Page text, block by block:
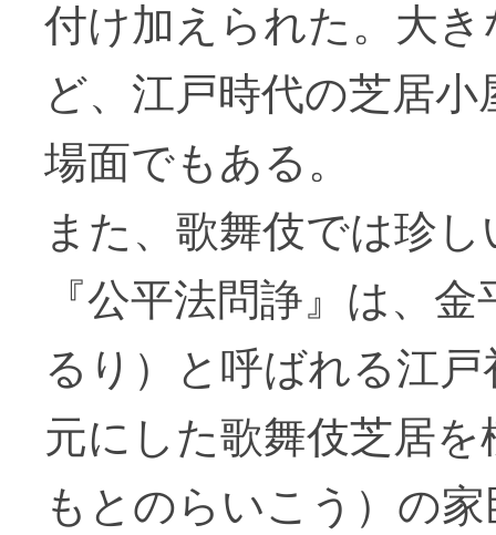
付け加えられた。大
ど、江戸時代の芝居
場面でもある。
また、歌舞伎では珍
『公平法問諍』は、
るり）と呼ばれる江
元にした歌舞伎芝居
もとのらいこう）の